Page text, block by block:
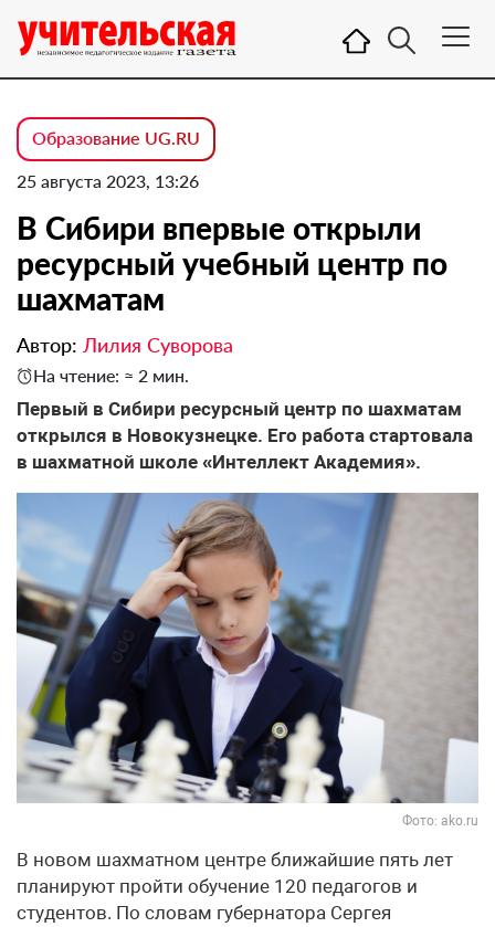
Образование UG.RU
25 августа 2023, 13:26
В Сибири впервые открыли
ресурсный учебный центр по
шахматам
Автор: Лилия Суворова
На чтение: ≈ 2 мин.
Первый в Сибири ресурсный центр по шахматам
открылся в Новокузнецке. Его работа стартовала
в шахматной школе «Интеллект Академия».
Фото: ako.ru
В новом шахматном центре ближайшие пять лет
планируют пройти обучение 120 педагогов и
студентов. По словам губернатора Сергея